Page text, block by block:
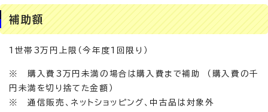
補助額
1世帯3万円上限（今年度1回限り）
※ 購入費3万円未満の場合は購入費まで補助 （購入費の千
円未満を切り捨てた金額）
※ 通信販売、ネットショッピング、中古品は対象外